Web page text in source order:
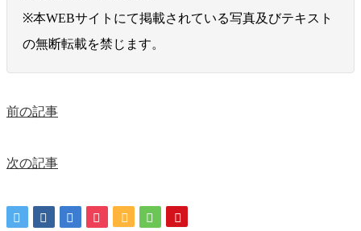
※本WEBサイトにて掲載されている写真及びテキスト
の無断転載を禁じます。
前の記事
次の記事